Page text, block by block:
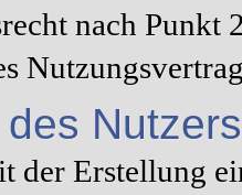
nach Punkt
Nutzers
der Erstellung